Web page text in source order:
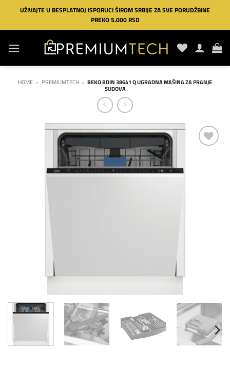
Preskoči
sadržaj
UŽIVAJTE U BESPLATNOJ ISPORUCI ŠIROM SRBIJE ZA SVE PORUDŽBINE
PREKO 5.000 RSD
HOME » PREMIUMTECH » BEKO BDIN 38641 Q UGRADNA MAŠINA ZA PRANJE
SUDOVA